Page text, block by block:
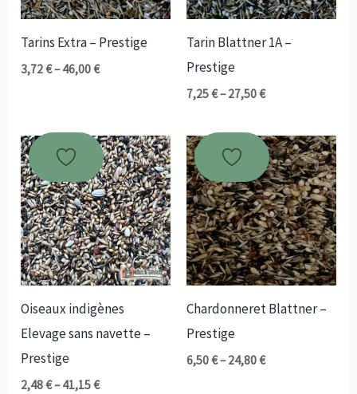
Tarins Extra – Prestige
3,72€–46,00€
Plage
46,00 €
Tarin Blattner 1A –
Prestige
7,25€–27,50€
Plage
7,25 €
à
27,50 €
Oiseaux indigènes
Elevage sans navette –
Prestige
2,48€–41,15€
Plage
Chardonneret Blattner –
Prestige
6,50€–24,80€
Plage